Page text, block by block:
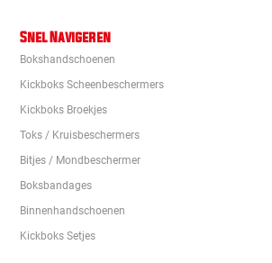
Snel Navigeren
Bokshandschoenen
Kickboks Scheenbeschermers
Kickboks Broekjes
Toks / Kruisbeschermers
Bitjes / Mondbeschermer
Boksbandages
Binnenhandschoenen
Kickboks Setjes